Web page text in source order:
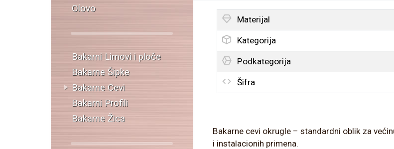
Olovo
Bakarni Limovi i ploče
Bakarne Šipke
Bakarne Cevi
Bakarni Profili
Bakarne Žica
Materijal
Kategorija
Podkategorija
Šifra
Bakarne cevi okrugle – standardni oblik za
i instalacionih primena.